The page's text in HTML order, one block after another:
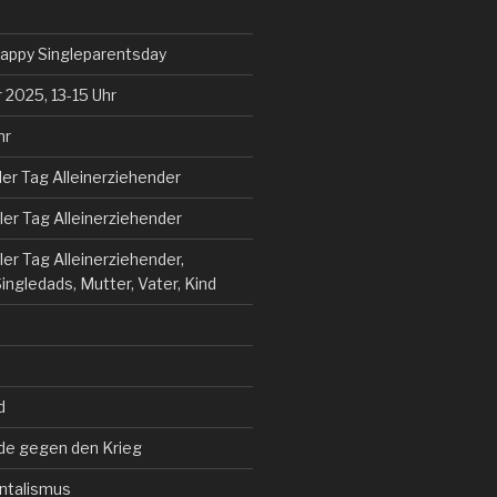
Singleparentsday
13-15 Uhr
Tag Alleinerziehender
Tag Alleinerziehender
Tag Alleinerziehender,
Mutter, Vater, Kind
gegen den Krieg